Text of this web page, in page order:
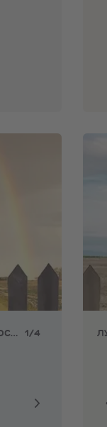
ЛУЧШИЕ ПРЕДЛОЖЕНИЯ – ТЕПЛОВЫЕ НАСОСЫ ТИПА ВОЗДУХ-ВОДА 1/4